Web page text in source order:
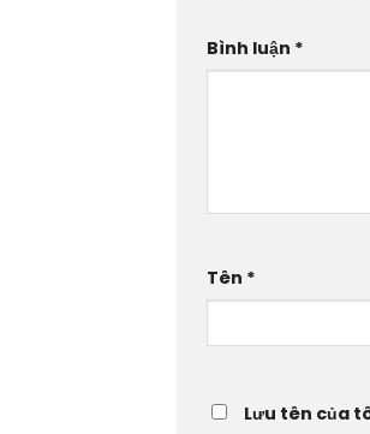
Bình luận *
Tên *
Lưu tên của